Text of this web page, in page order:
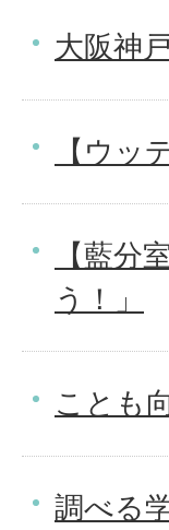
大阪神
【ウッ
【藍分
う！」
ことも
調べる